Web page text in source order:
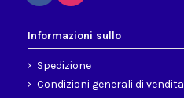
Informazioni sullo
Spedizione
Condizioni generali di vendita